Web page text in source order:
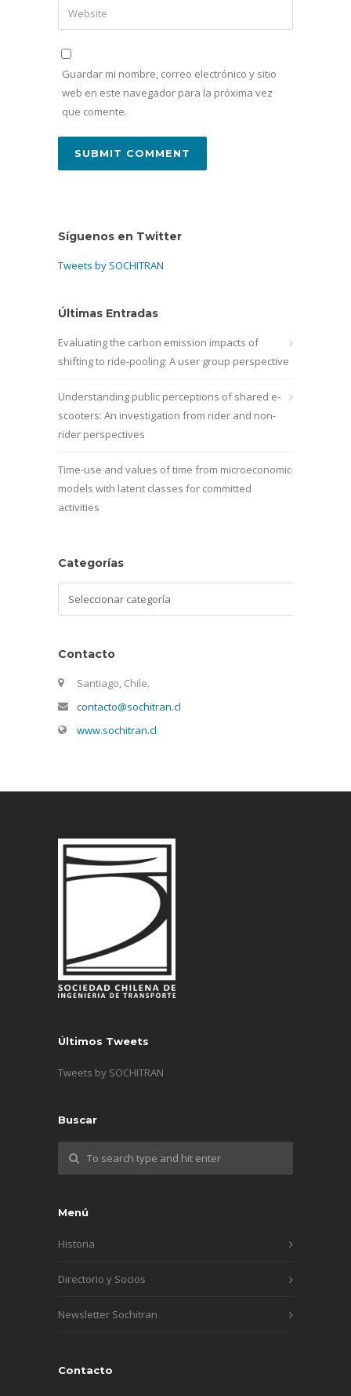
Guardar mi nombre, correo electrónico y sitio
web en este navegador para la próxima vez
que comente.
Síguenos en Twitter
Tweets by SOCHITRAN
Últimas Entradas
Evaluating the carbon emission impacts of
shifting to ride-pooling: A user group perspective
Understanding public perceptions of shared e-
scooters: An investigation from rider and non-
rider perspectives
Time-use and values of time from microeconomic
models with latent classes for committed
activities
Categorías
Contacto
Santiago, Chile.
contacto@sochitran.cl
www.sochitran.cl
Últimos Tweets
Tweets by SOCHITRAN
Buscar
Menú
Historia
Directorio y Socios
Newsletter Sochitran
Contacto